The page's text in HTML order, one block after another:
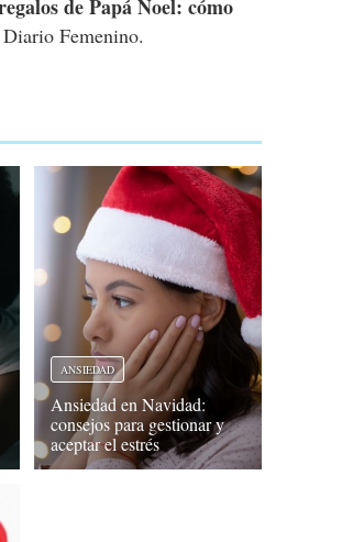
de Papá Noel: cómo
Femenino.
ANSIEDAD
Ansiedad en Navidad:
consejos para gestionar y
aceptar el estrés